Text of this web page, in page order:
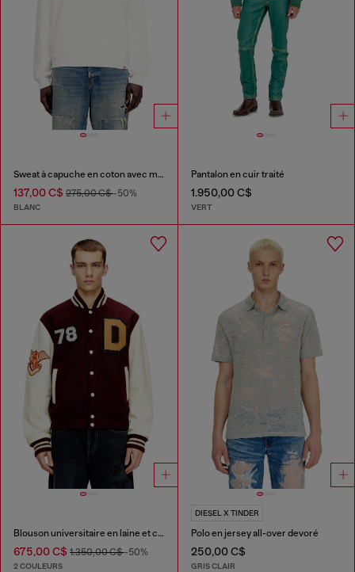
Sweat à capuche en coton avec motif cerise
137,00 C$ 275,00 C$-50%
BLANC
Pantalon en cuir traité
1.950,00 C$
VERT
Blouson universitaire en laine et cuir
675,00 C$ 1.350,00 C$-50%
2 COULEURS
DIESEL X TINDER
Polo en jersey all-over devoré
250,00 C$
GRIS CLAIR